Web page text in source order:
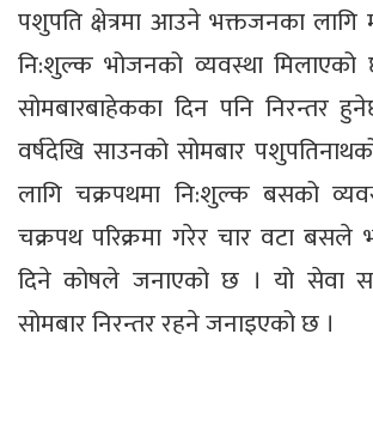
पशुपति क्षेत्रमा आउने भक्तजनका लागि
नि:शुल्क भोजनको व्यवस्था मिलाएको
सोमबारबाहेकका दिन पनि निरन्तर
वर्षदेखि साउनको सोमबार
लागि चक्रपथमा नि:शुल्क बसको
चक्रपथ परिक्रमा गरेर चार वटा बसले
दिने कोषले जनाएको छ । यो सेवा
सोमबार निरन्तर रहने जनाइएको छ ।